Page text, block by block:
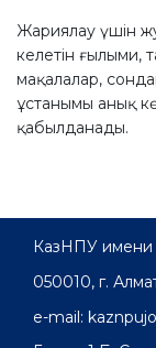
Жариялау үшін
келетін ғылыми,
мақалалар,
ұстанымы анық
қабылданады.
КазНПУ имени
050010, г.
e-mail: